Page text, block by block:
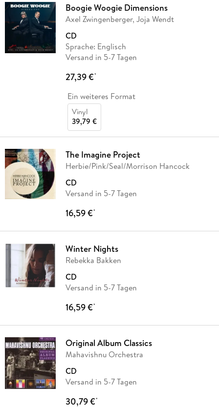
Boogie Woogie Dimensions
Axel Zwingenberger, Joja Wendt
CD
Sprache: Englisch
Versand in 5-7 Tagen
27,39 €*
Ein weiteres Format
Vinyl
39,79 €
The Imagine Project
Herbie/Pink/Seal/Morrison Hancock
CD
Versand in 5-7 Tagen
16,59 €*
Winter Nights
Rebekka Bakken
CD
Versand in 5-7 Tagen
16,59 €*
Original Album Classics
Mahavishnu Orchestra
CD
Versand in 5-7 Tagen
30,79 €*